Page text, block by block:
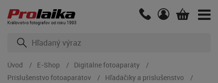
Kráľovstvo fotografov od roku 1993
Úvod E-Shop
Digitálne fotoaparáty
Príslušenstvo fotoaparátov
Hľadáčiky a príslušenstvo